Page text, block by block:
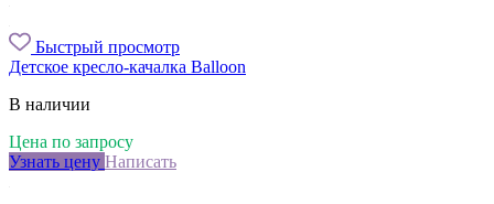
Быстрый просмотр
Детское кресло-качалка Balloon
В наличии
Цена по запросу
Узнать цену Написать